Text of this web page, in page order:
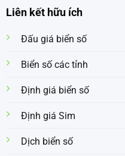
Liên kết hữu ích
Đấu giá biển số
Biển số các tỉnh
Định giá biển số
Định giá Sim
Dịch biển số